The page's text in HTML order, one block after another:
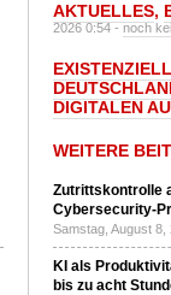
AKTUELLES,
2026 0:54 -noch
DIGITALEN
WEITERE
Zutrittskontrolle
Cybersecurity-
Samstag, August
KI als
bis zu acht